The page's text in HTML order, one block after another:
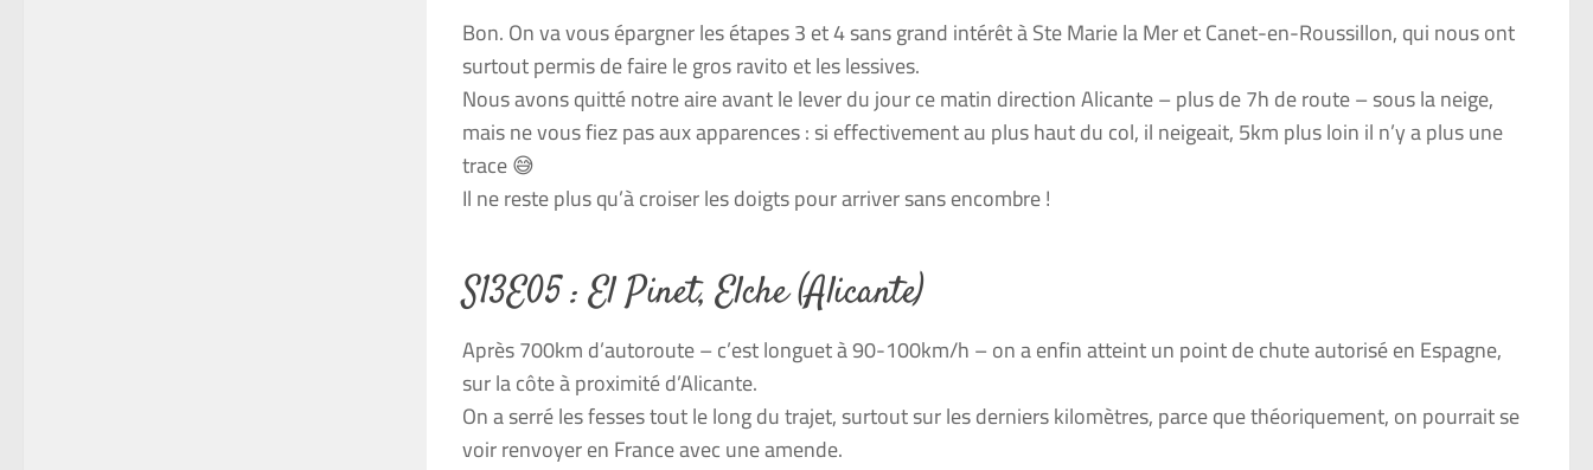
Bon. On va vous épargner les étapes 3 et 4 sans grand intérêt à Ste Marie la Mer et Canet-en-Roussillon, qui nous ont
surtout permis de faire le gros ravito et les lessives.
Nous avons quitté notre aire avant le lever du jour ce matin direction Alicante – plus de 7h de route – sous la neige,
mais ne vous fiez pas aux apparences : si effectivement au plus haut du col, il neigeait, 5km plus loin il n’y a plus une
trace 😅
Il ne reste plus qu’à croiser les doigts pour arriver sans encombre !
S13E05 : El Pinet, Elche (Alicante)
Après 700km d’autoroute – c’est longuet à 90-100km/h – on a enfin atteint un point de chute autorisé en Espagne,
sur la côte à proximité d’Alicante.
On a serré les fesses tout le long du trajet, surtout sur les derniers kilomètres, parce que théoriquement, on pourrait se
voir renvoyer en France avec une amende.